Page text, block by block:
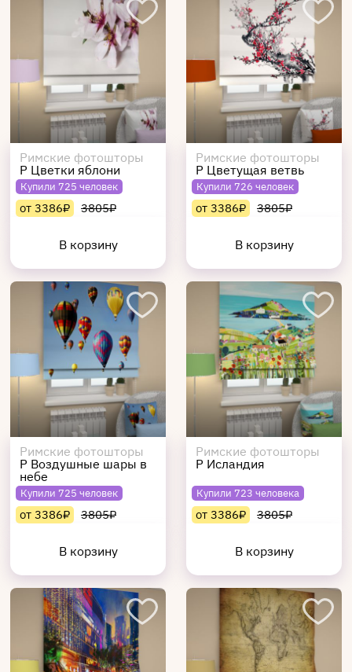
Римские фотошторы
Р Цветки яблони
Купили 725 человек
от 3386₽ 3805₽
В корзину
Римские фотошторы
Р Цветущая ветвь
Купили 726 человек
от 3386₽ 3805₽
В корзину
Римские фотошторы
Р Воздушные шары в
небе
Купили 725 человек
от 3386₽ 3805₽
В корзину
Римские фотошторы
Р Исландия
Купили 723 человека
от 3386₽ 3805₽
В корзину